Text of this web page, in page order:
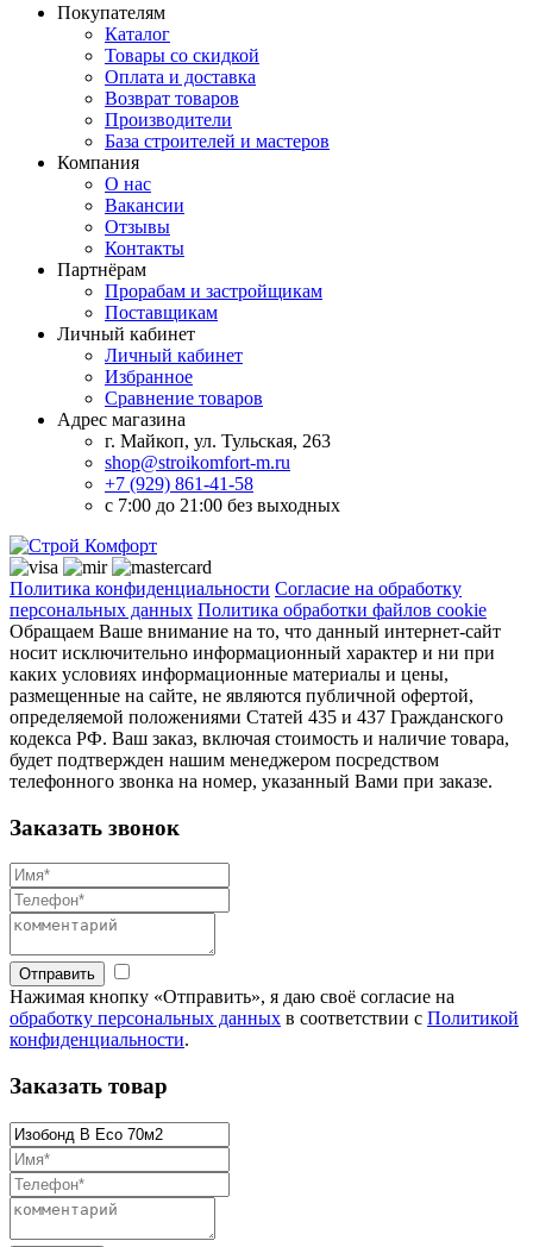
Покупателям
Каталог
Товары со скидкой
Оплата и доставка
Возврат товаров
Производители
База строителей и мастеров
Компания
О нас
Вакансии
Отзывы
Контакты
Партнёрам
Прорабам и застройщикам
Поставщикам
Личный кабинет
Личный кабинет
Избранное
Сравнение товаров
Адрес магазина
г. Майкоп, ул. Тульская, 263
shop@stroikomfort-m.ru
+7 (929) 861-41-58
с 7:00 до 21:00 без выходных
Политика конфиденциальности Согласие на обработку
персональных данных Политика обработки файлов cookie
Обращаем Ваше внимание на то, что данный интернет-сайт
носит исключительно информационный характер и ни при
каких условиях информационные материалы и цены,
размещенные на сайте, не являются публичной офертой,
определяемой положениями Статей 435 и 437 Гражданского
кодекса РФ. Ваш заказ, включая стоимость и наличие товара,
будет подтвержден нашим менеджером посредством
телефонного звонка на номер, указанный Вами при заказе.
Заказать звонок
Отправить
Нажимая кнопку «Отправить», я даю своё согласие на
обработку персональных данных в соответствии с Политикой
конфиденциальности.
Заказать товар